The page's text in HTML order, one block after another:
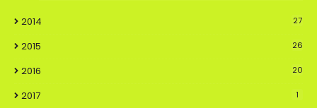
2014 27
2015 26
2016 20
2017 1